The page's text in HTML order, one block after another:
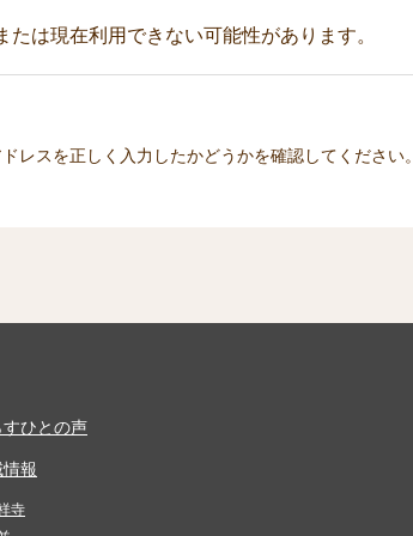
は現在利用できない可能性があります。
レスを正しく入力したかどうかを確認してください。
すひとの声
報
寺